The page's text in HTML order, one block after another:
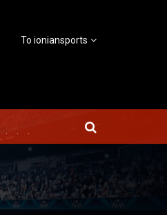
Το ioniansports